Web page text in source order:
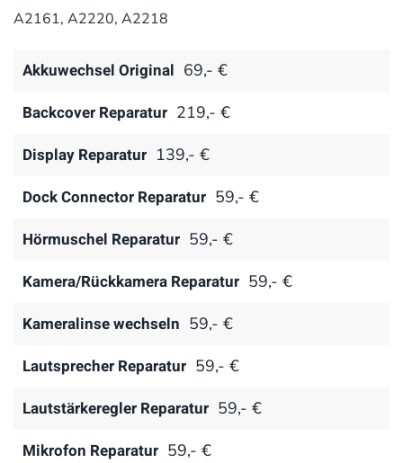
A2161, A2220, A2218
Akkuwechsel Original 69,- €
Backcover Reparatur 219,- €
Display Reparatur 139,- €
Dock Connector Reparatur 59,- €
Hörmuschel Reparatur 59,- €
Kamera/Rückkamera Reparatur 59,- €
Kameralinse wechseln 59,- €
Lautsprecher Reparatur 59,- €
Lautstärkeregler Reparatur 59,- €
Mikrofon Reparatur 59,- €